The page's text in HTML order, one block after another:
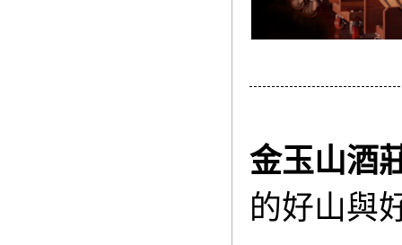
金玉山酒
的好山與